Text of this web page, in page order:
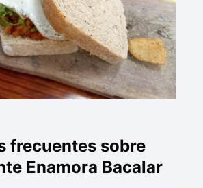
frecuentes sobre
Enamora Bacalar